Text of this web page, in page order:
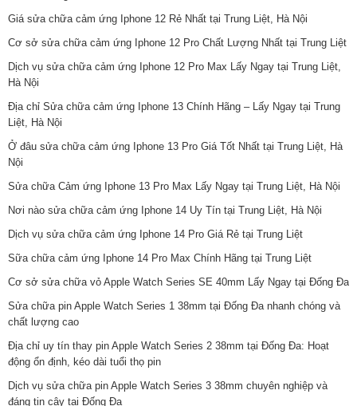
Giá sửa chữa cảm ứng Iphone 12 Rẻ Nhất tại Trung Liệt, Hà Nội
Cơ sở sửa chữa cảm ứng Iphone 12 Pro Chất Lượng Nhất tại Trung Liệt
Dịch vụ sửa chữa cảm ứng Iphone 12 Pro Max Lấy Ngay tại Trung Liệt,
Hà Nội
Địa chỉ Sửa chữa cảm ứng Iphone 13 Chính Hãng – Lấy Ngay tại Trung
Liệt, Hà Nội
Ở đâu sửa chữa cảm ứng Iphone 13 Pro Giá Tốt Nhất tại Trung Liệt, Hà
Nội
Sửa chữa Cảm ứng Iphone 13 Pro Max Lấy Ngay tại Trung Liệt, Hà Nội
Nơi nào sửa chữa cảm ứng Iphone 14 Uy Tín tại Trung Liệt, Hà Nội
Dịch vụ sửa chữa cảm ứng Iphone 14 Pro Giá Rẻ tại Trung Liệt
Sữa chữa cảm ứng Iphone 14 Pro Max Chính Hãng tại Trung Liệt
Cơ sở sửa chữa vỏ Apple Watch Series SE 40mm Lấy Ngay tại Đống Đa
Sửa chữa pin Apple Watch Series 1 38mm tại Đống Đa nhanh chóng và
chất lượng cao
Địa chỉ uy tín thay pin Apple Watch Series 2 38mm tại Đống Đa: Hoạt
động ổn định, kéo dài tuổi thọ pin
Dịch vụ sửa chữa pin Apple Watch Series 3 38mm chuyên nghiệp và
đáng tin cậy tại Đống Đa